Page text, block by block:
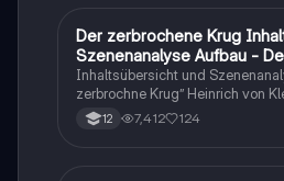
Deutsch
Der zerbrochene Krug
Szenenanalyse Aufbau -
Q1/Q2/Abitur
Inhaltsübersicht und
zerbrochne Krug” Heinrich von
12 7,412 124